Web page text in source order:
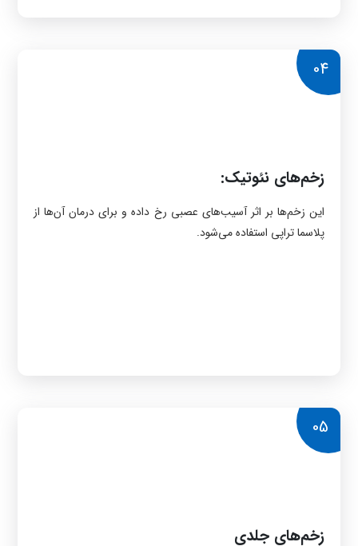
04
زخم‌های نئوتیک:
این زخم‌ها بر اثر آسیب‌های عصبی رخ داده و برای درمان آن‌ها از
پلاسما تراپی استفاده می‌شود.
05
زخم‌های جلدی